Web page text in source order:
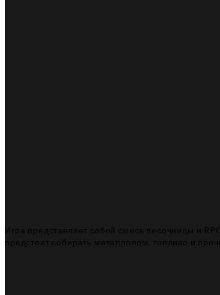
Игра представляет собой смесь песочницы и
предстоит собирать металлолом, топливо и